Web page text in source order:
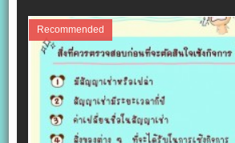
Recommended